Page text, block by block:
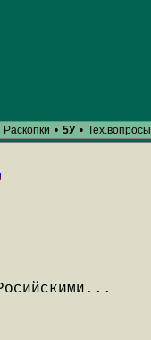
Раскопки • 5У • Тех.вопросы